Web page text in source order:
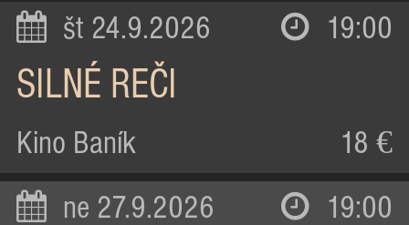
št 24.9.2026 19:00
SILNÉ REČI
Kino Baník 18 €
ne 27.9.2026 19:00